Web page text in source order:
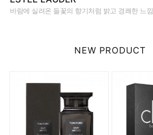
바람에 실려온 들꽃의 향기처럼 밝고 경쾌한 느낌
NEW PRODUCT